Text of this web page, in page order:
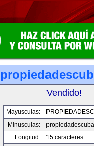
Vendido!
Mayusculas:
Minusculas:
Longitud:
15 caracteres